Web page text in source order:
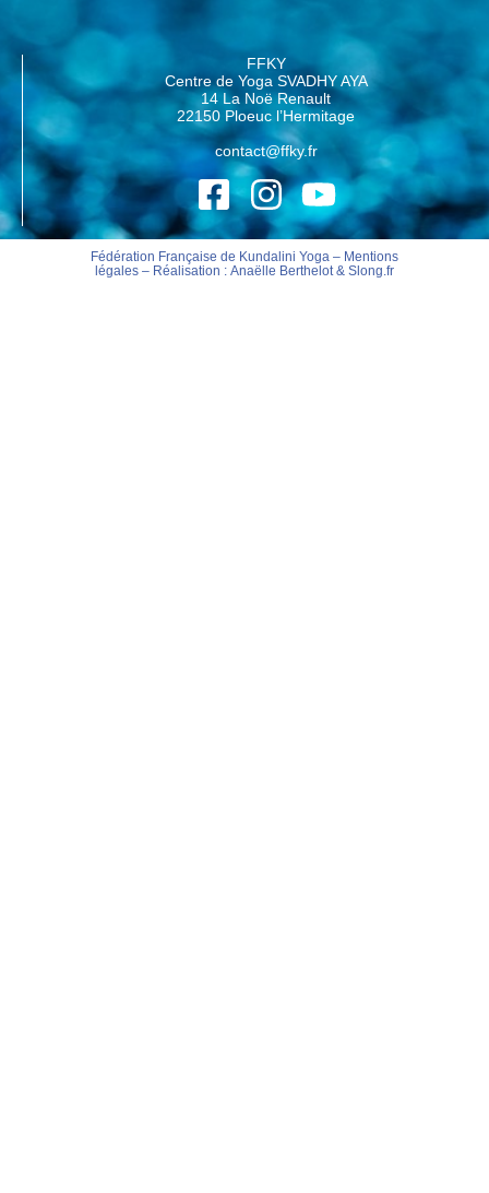
FFKY
Centre de Yoga SVADHY AYA
14 La Noë Renault
22150 Ploeuc l’Hermitage
contact@ffky.fr
Fédération Française de Kundalini Yoga – Mentions
légales– Réalisation : Anaëlle Berthelot& Slong.fr